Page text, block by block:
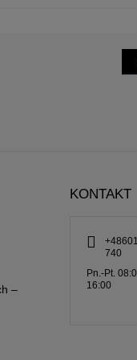
–
KONTAKT
740
Pn.-Pt.
16:00